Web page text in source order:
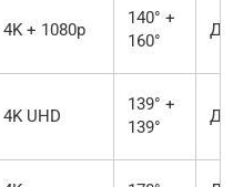
4K + 1080p
140° +
160°
Да
4K UHD
139° +
139°
Да